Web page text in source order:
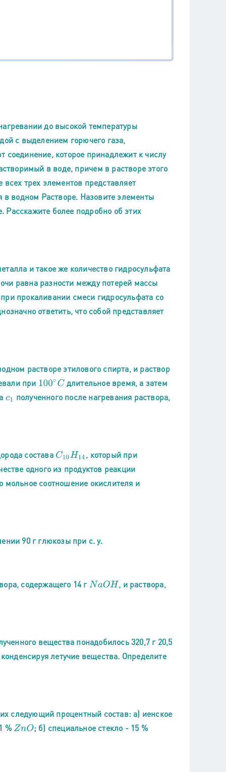
до высокой температуры
с выделением горючего газа,
соединение, которое принадлежит к числу
в воде, причем в растворе этого
трех элементов представляет
в водном Растворе. Назовите элементы
Расскажите более подробно об этих
и такое же количество гидросульфата
равна разности между потерей массы
прокаливании смеси гидросульфата со
ответить, что собой представляет
растворе этилового спирта, и раствор
при 100∘C длительное время, а затем
c1 полученного после нагревания раствора,
состава C10H14 , который при
одного из продуктов реакции
соотношение окислителя и
90 г глюкозы при с. у.
содержащего 14 гNaOH
, и раствора,
вещества понадобилось 320,7 г 20,5
летучие вещества. Определите
следующий процентный состав: а) иенское
% ZnO ; б) специальное стекло - 15 %